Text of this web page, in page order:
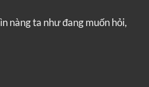
nàng ta như đang muốn hỏi,